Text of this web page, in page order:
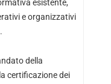
esistente,
e organizzativi
della
certificazione dei